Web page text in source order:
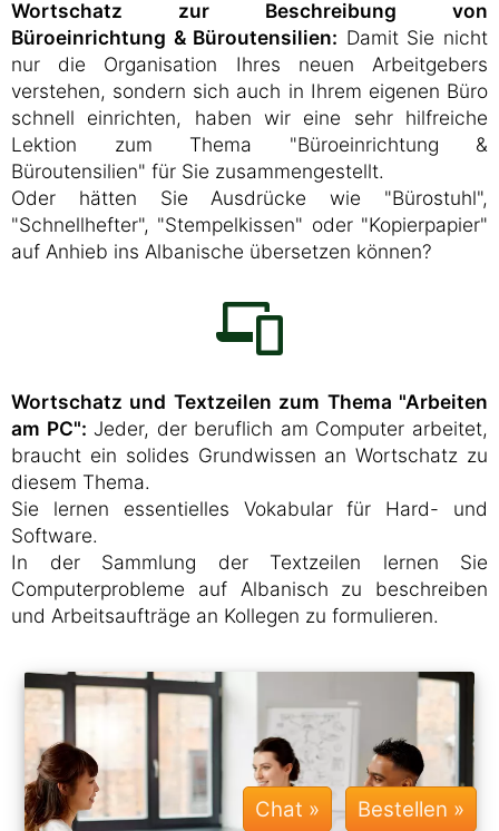
Wortschatz zur Beschreibung von
Büroeinrichtung & Büroutensilien: Damit Sie nicht
nur die Organisation Ihres neuen Arbeitgebers
verstehen, sondern sich auch in Ihrem eigenen Büro
schnell einrichten, haben wir eine sehr hilfreiche
Lektion zum Thema "Büroeinrichtung &
Büroutensilien" für Sie zusammengestellt.
Oder hätten Sie Ausdrücke wie "Bürostuhl",
"Schnellhefter", "Stempelkissen" oder "Kopierpapier"
auf Anhieb ins Albanische übersetzen können?
Wortschatz und Textzeilen zum Thema "Arbeiten
am PC": Jeder, der beruflich am Computer arbeitet,
braucht ein solides Grundwissen an Wortschatz zu
diesem Thema.
Sie lernen essentielles Vokabular für Hard- und
Software.
In der Sammlung der Textzeilen lernen Sie
Computerprobleme auf Albanisch zu beschreiben
und Arbeitsaufträge an Kollegen zu formulieren.
Chat »